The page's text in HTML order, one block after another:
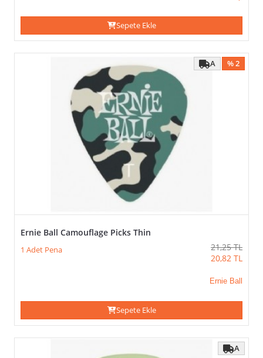
Sepete Ekle
% 2
A
Ernie Ball Camouflage Picks Thin
1 Adet Pena 21,25 TL
20,82 TL
Ernie Ball
Sepete Ekle
A